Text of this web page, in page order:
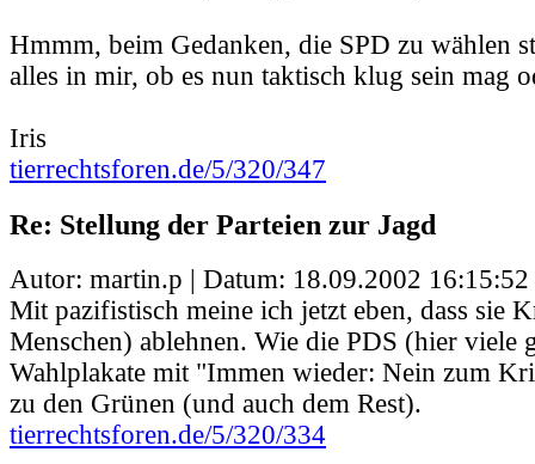
Hmmm, beim Gedanken, die SPD zu wählen
alles in mir, ob es nun taktisch klug sein mag
Iris
tierrechtsforen.de/5/320/347
Re: Stellung der Parteien zur Jagd
Autor: martin.p | Datum: 18.09.2002 16:15:52
Mit pazifistisch meine ich jetzt eben, dass sie
Menschen) ablehnen. Wie die PDS (hier viele
Wahlplakate mit "Immen wieder: Nein zum
zu den Grünen (und auch dem Rest).
tierrechtsforen.de/5/320/334